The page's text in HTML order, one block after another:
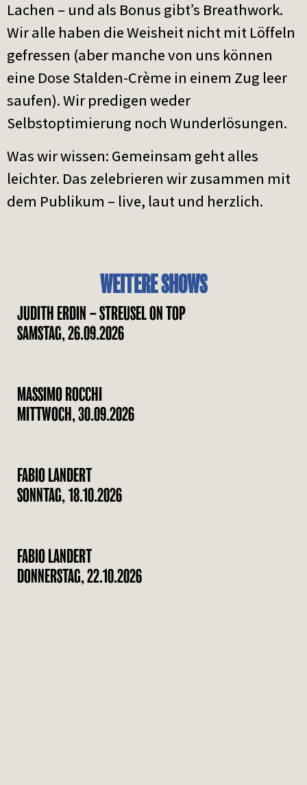
Lachen – und als Bonus gibt’s Breathwork.
Wir alle haben die Weisheit nicht mit Löffeln
gefressen (aber manche von uns können
eine Dose Stalden-Crème in einem Zug leer
saufen). Wir predigen weder
Selbstoptimierung noch Wunderlösungen.
Was wir wissen: Gemeinsam geht alles
leichter. Das zelebrieren wir zusammen mit
dem Publikum – live, laut und herzlich.
WEITERE SHOWS
JUDITH ERDIN – STREUSEL ON TOP
SAMSTAG, 26.09.2026
MASSIMO ROCCHI
MITTWOCH, 30.09.2026
FABIO LANDERT
SONNTAG, 18.10.2026
FABIO LANDERT
DONNERSTAG, 22.10.2026